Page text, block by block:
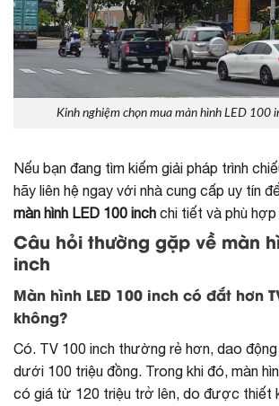
Kinh nghiệm chọn mua màn hình LED 100
Nếu bạn đang tìm kiếm giải pháp trình
hãy liên hệ ngay với nhà cung cấp uy tín
màn hình LED 100 inch chi tiết và phù
Câu hỏi thường gặp về màn
inch
Màn hình LED 100 inch có đắt hơn
không?
Có. TV 100 inch thường rẻ hơn, dao
dưới 100 triệu đồng. Trong khi đó, màn
có giá từ 120 triệu trở lên, do được thiết